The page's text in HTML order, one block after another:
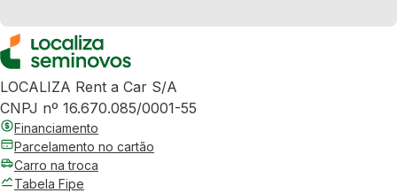
LOCALIZA Rent a Car S/A
CNPJ nº 16.670.085/0001-55
Financiamento
Parcelamento no cartão
Carro na troca
Tabela Fipe